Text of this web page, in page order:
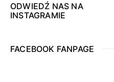
ODWIEDŹ NAS NA
INSTAGRAMIE
FACEBOOK FANPAGE